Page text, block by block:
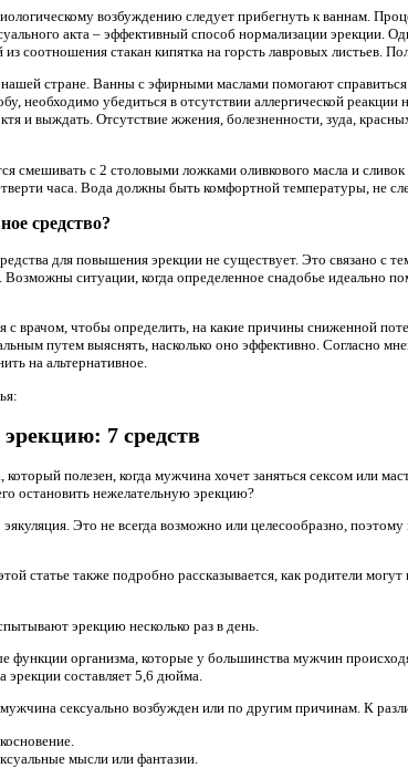
возбуждению следует прибегнуть к ваннам.
акта – эффективный способ нормализации эрекции.
соотношения стакан кипятка на горсть лавровых листьев.
стране. Ванны с эфирными маслами помогают
необходимо убедиться в отсутствии аллергической
и выждать. Отсутствие жжения, болезненности, зуда,
смешивать с 2 столовыми ложками оливкового масла и
часа. Вода должны быть комфортной температуры, не
средство?
для повышения эрекции не существует. Это связано с
Возможны ситуации, когда определенное снадобье идеально
с врачом, чтобы определить, на какие причины сниженной
путем выяснять, насколько оно эффективно. Согласно
на альтернативное.
7 средств
полезен, когда мужчина хочет заняться сексом или
остановить нежелательную эрекцию?
Это не всегда возможно или целесообразно,
статье также подробно рассказывается, как родители
эрекцию несколько раз в день.
функции организма, которые у большинства мужчин
эрекции составляет 5,6 дюйма.
сексуально возбужден или по другим причинам. К
мысли или фантазии.